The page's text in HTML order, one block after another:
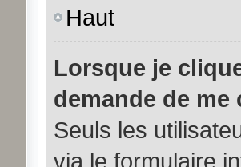
Haut
Lorsque je
demande de me
Seuls les
via le formulaire